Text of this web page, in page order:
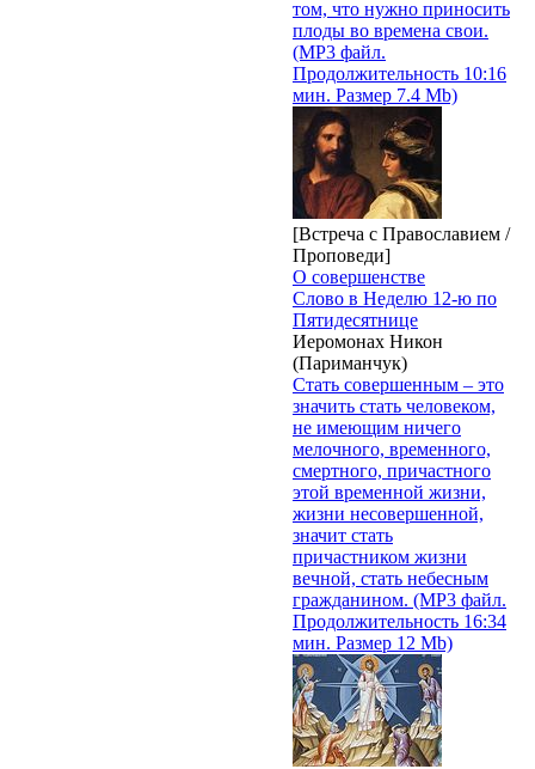
том, что нужно приносить
плоды во времена свои.
(MP3 файл.
Продолжительность 10:16
мин. Размер 7.4 Mb)
[Встреча с Православием /
Проповеди]
О совершенстве
Слово в Неделю 12-ю по
Пятидесятнице
Иеромонах Никон
(Париманчук)
Стать совершенным – это
значить стать человеком,
не имеющим ничего
мелочного, временного,
смертного, причастного
этой временной жизни,
жизни несовершенной,
значит стать
причастником жизни
вечной, стать небесным
гражданином. (MP3 файл.
Продолжительность 16:34
мин. Размер 12 Mb)